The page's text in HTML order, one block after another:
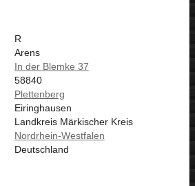
R
Arens
In der Blemke 37
58840
Plettenberg
Eiringhausen
Landkreis Märkischer Kreis
Nordrhein-Westfalen
Deutschland